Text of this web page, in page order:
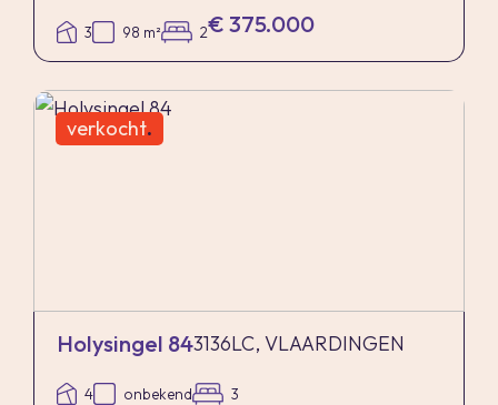
3 98 m² 2€ 375.000
verkocht.
Holysingel 843136LC, VLAARDINGEN
4 onbekend 3